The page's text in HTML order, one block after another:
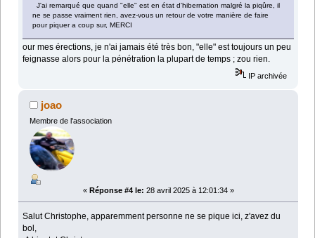
J'ai remarqué que quand "elle" est en état d'hibernation malgré la piqûre, il
ne se passe vraiment rien, avez-vous un retour de votre manière de faire
pour piquer a coup sur, MERCI
our mes érections, je n'ai jamais été très bon, "elle" est toujours un peu
feignasse alors pour la pénétration la plupart de temps ; zou rien.
IP archivée
joao
Membre de l'association
« Réponse #4 le: 28 avril 2025 à 12:01:34 »
Salut Christophe, apparemment personne ne se pique ici, z'avez du
bol,